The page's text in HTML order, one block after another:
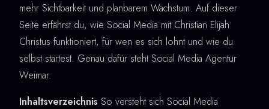
mehr Sichtbarkeit und planbarem Wachstum. Auf dieser
Seite erfährst du, wie Social Media mit Christian Elijah
Christus funktioniert, für wen es sich lohnt und wie du
selbst startest. Genau dafür steht Social Media Agentur
Weimar.
Inhaltsverzeichnis So versteht sich Social Media